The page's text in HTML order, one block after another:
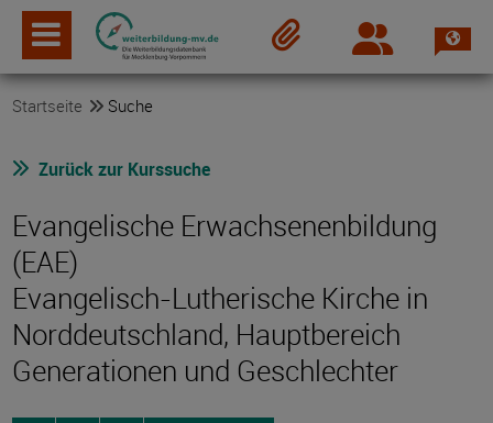
Login
Startseite Suche
Zurück zur Kurssuche
Evangelische Erwachsenenbildung
(EAE)
Evangelisch-Lutherische Kirche in
Norddeutschland, Hauptbereich
Generationen und Geschlechter